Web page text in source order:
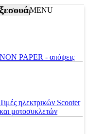
Αναβάτη και
MENU
NON PAPER - απόψεις
Τιμές ηλεκτρικών Scooter
και μοτοσυκλετών